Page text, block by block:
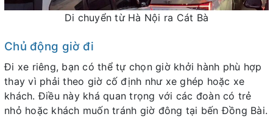
Di chuyển từ Hà Nội ra Cát Bà
Chủ động giờ đi
Đi xe riêng, bạn có thể tự chọn giờ khởi hành phù hợp
thay vì phải theo giờ cố định như xe ghép hoặc xe
khách. Điều này khá quan trọng với các đoàn có trẻ
nhỏ hoặc khách muốn tránh giờ đông tại bến Đồng Bài.